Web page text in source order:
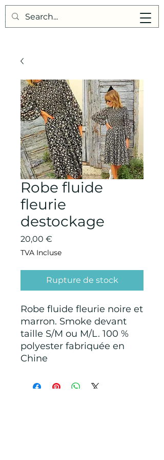
Points de Suture
Robe fluide
fleurie
destockage
20,00 €
TVA Incluse
Rupture de stock
Robe fluide fleurie noire et
marron. Smoke devant
taille S/M ou M/L. 100 %
polyester fabriquée en
Chine